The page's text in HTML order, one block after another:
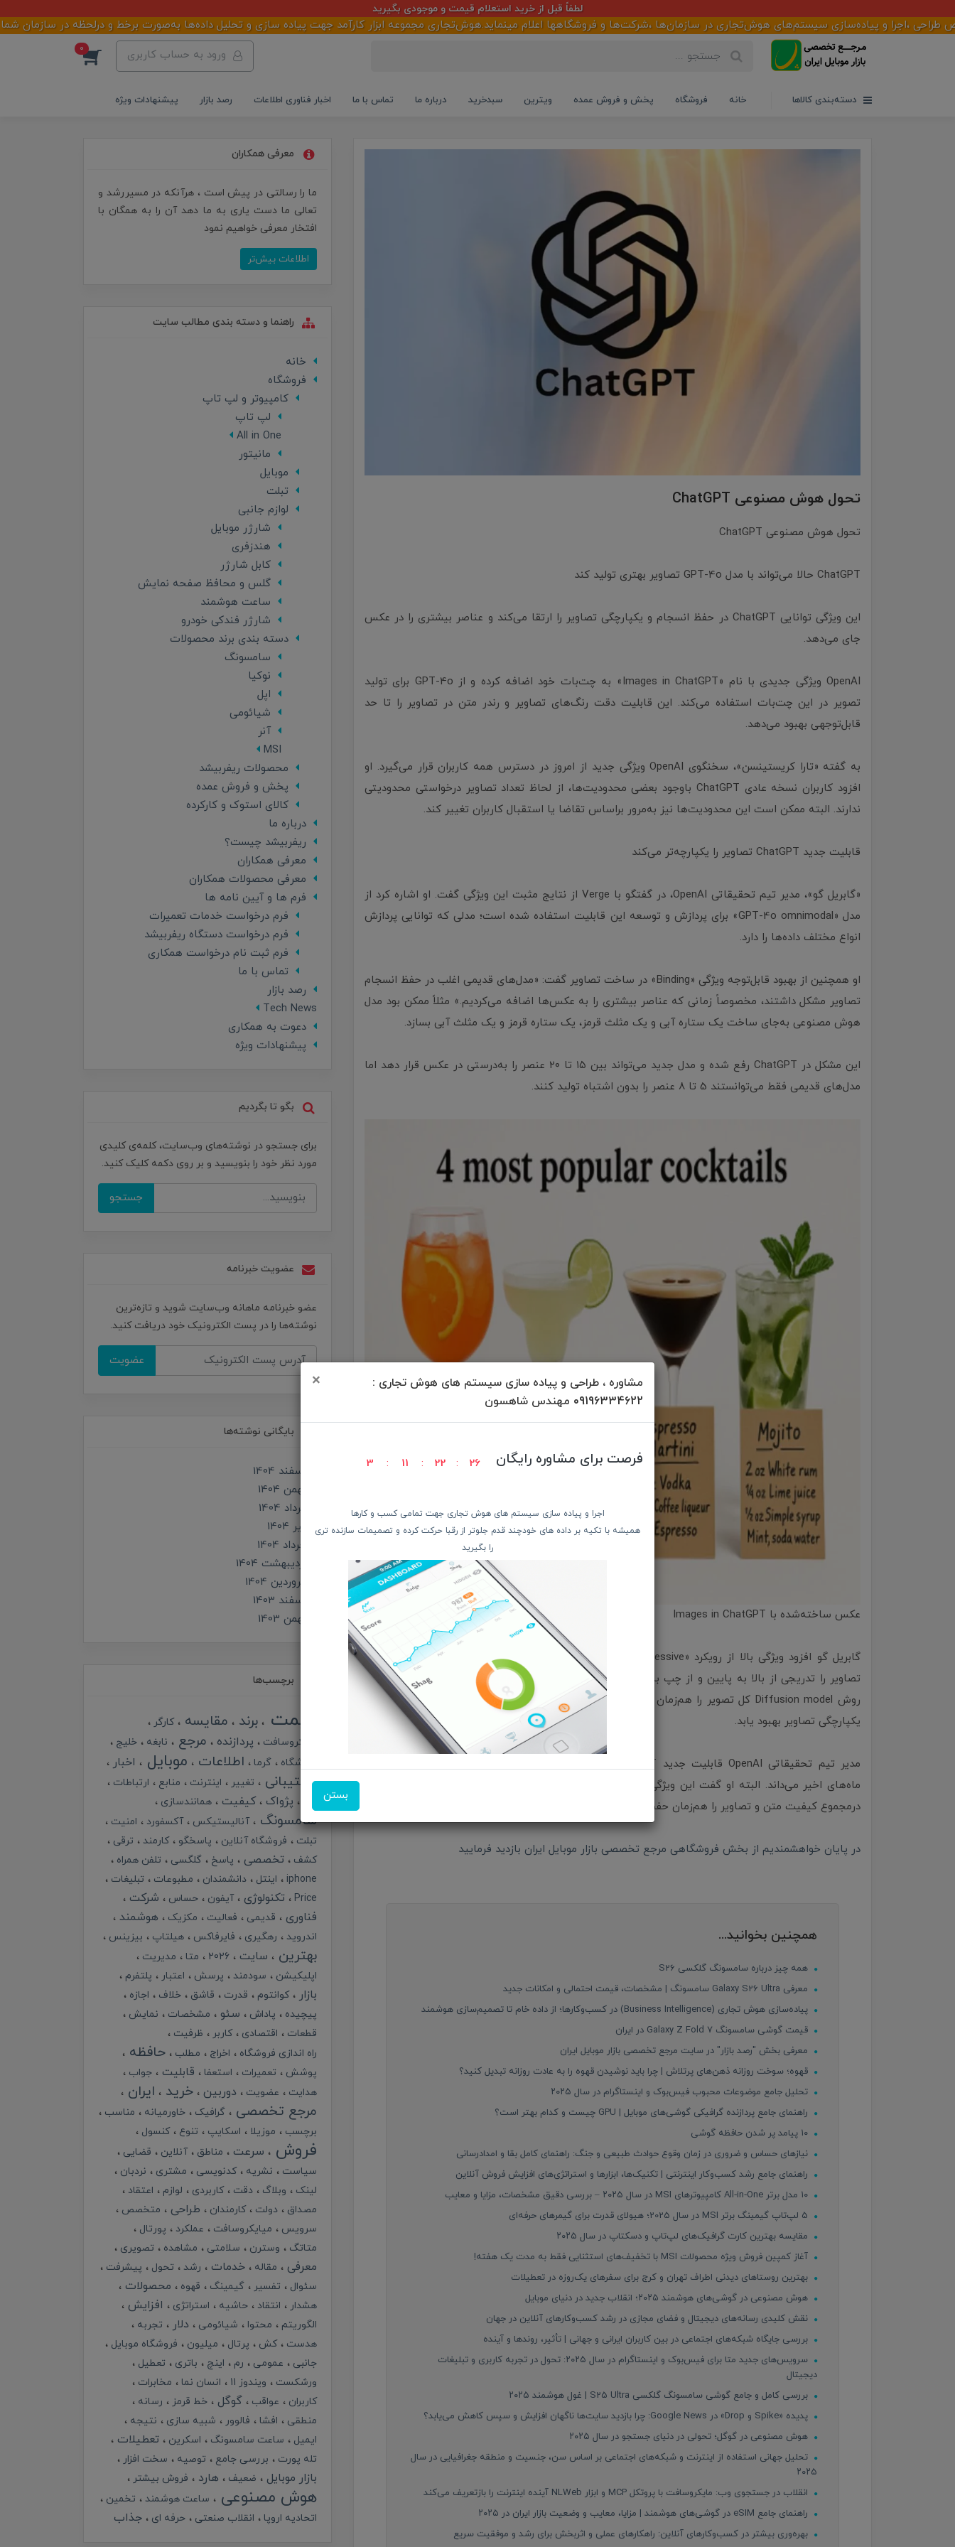
مشاوره ، طراحی و پیاده سازی سیستم های هوش تجاری :
09196334622 مهندس شاهسون
×
فرصت برای مشاوره رایگان 3 11 22 24
اجرا و پیاده سازی سیستم های هوش تجاری جهت تمامی کسب و کارها
همیشه با تکیه بر داده های خودچند قدم جلوتر از رقبا حرکت کرده و تصمیمات سازنده تری
را بگیرید
بستن
لطفاً قبل از خرید استعلام قیمت و موجودی بگیرید
و پیاده‌سازی سیستم‌های هوش‌تجاری در سازمان‌ها ،شرکت‌ها و فروشگاهها اعلام مینماید.هوش‌تجاری مجموعه ابزار کارآمد جهت پیاده سازی و تحلیل داده‌ها به‌صورت برخط و درلحظه در سازمان شما میباشد
ورود به حساب کاربری 0
دسته‌بندی کالاها خانه فروشگاه پخش و فروش عمده ویترین سبدخرید درباره ما تماس با ما اخبار فناوری اطلاعات رصد بازار پیشنهادات ویژه
تحول هوش مصنوعی ChatGPT
تحول هوش مصنوعی ChatGPT
ChatGPT حالا می‌تواند با مدل GPT-4o تصاویر بهتری تولید کند
این ویژگی توانایی ChatGPT در حفظ انسجام و یکپارچگی تصاویر را ارتقا می‌کند و عناصر بیشتری را در عکس
جای می‌دهد.
OpenAI ویژگی جدیدی با نام «Images in ChatGPT» به چت‌بات خود اضافه کرده و از GPT-4o برای تولید
تصویر در این چت‌بات استفاده می‌کند. این قابلیت دقت رنگ‌های تصاویر و رندر متن در تصاویر را تا حد
قابل‌‌توجهی بهبود می‌دهد.
به‌ گفته «تارا کریستینسن»، سخنگوی OpenAI ویژگی جدید از امروز در دسترس همه کاربران قرار می‌گیرد. او
افزود کاربران نسخه عادی ChatGPT باوجود بعضی محدودیت‌ها، از لحاظ تعداد تصاویر درخواستی محدودیتی
ندارند. البته ممکن است این محدودیت‌ها نیز به‌مرور براساس تقاضا یا استقبال کاربران تغییر کند.
قابلیت جدید ChatGPT تصاویر را یکپارچه‌تر می‌کند
«گابریل گو»، مدیر تیم تحقیقاتی OpenAI، در گفتگو با Verge از نتایج مثبت این ویژگی گفت. او اشاره کرد از
مدل «GPT-4o omnimodal» برای پردازش و توسعه این قابلیت استفاده شده است؛ مدلی که توانایی پردازش
انواع مختلف داده‌‌ها را دارد.
او همچنین از بهبود قابل‌توجه ویژگی «Binding» در ساخت تصاویر گفت: «مدل‌های قدیمی اغلب در حفظ انسجام
تصاویر مشکل داشتند، مخصوصاً زمانی که عناصر بیشتری را به عکس‌ها اضافه می‌کردیم.» مثلاً ممکن بود مدل
هوش مصنوعی به‌جای ساخت یک ستاره آبی و یک مثلث قرمز، یک ستاره قرمز و یک مثلث آبی بسازد.
این مشکل در ChatGPT رفع شده و مدل جدید می‌تواند بین ۱۵ تا ۲۰ عنصر را به‌درستی در عکس قرار دهد اما
مدل‌های قدیمی فقط می‌توانستند 5 تا 8 عنصر را بدون اشتباه تولید کنند.
عکس ساخته‌شده با Images in ChatGPT
گابریل گو افزود ویژگی بالا از رویکرد «Autoregressive» استفاده می‌کند؛ یعنی ChatGPT مثل نوشتن متون
تصاویر را تدریجی از بالا به پایین و از چپ به راست می‌سازد. درحالی‌که مدل‌های قبلی مثل DALL·E براساس
روش Diffusion model کل تصویر را هم‌زمان پردازش و طراحی می‌کردند. همین موضوع احتمالاً باعث شده تا
یکپارچگی تصاویر بهبود یابد.
ماه‌های اخیر می‌داند. البته او گفت این ویژگی هنوز در پردازش متون ریز و کوچک در تصاویر مشکل دارد اما
درمجموع کیفیت متن و تصاویر را هم‌زمان حفظ می‌کند.
در پایان خواهشمندیم از بخش فروشگاهی مرجع تخصصی بازار موبایل ایران بازدید فرمایید
همچنین بخوانید...
همه چیز درباره سامسونگ گلکسی S26
معرفی Galaxy S26 Ultra سامسونگ | مشخصات، قیمت احتمالی و امکانات جدید
پیاده‌سازی هوش تجاری (Business Intelligence) در کسب‌وکارها؛ از داده خام تا تصمیم‌سازی هوشمند
قیمت گوشی سامسونگ Galaxy Z Fold 7 در ایران
معرفی بخش "رصد بازار" در سایت مرجع تخصصی بازار موبایل ایران
قهوه؛ سوخت روزانه ذهن‌های پرتلاش | چرا باید نوشیدن قهوه را به عادت روزانه تبدیل کنید؟
تحلیل جامع موضوعات محبوب فیس‌بوک و اینستاگرام در سال ۲۰۲۵
راهنمای جامع پردازنده‌ گرافیکی گوشی‌های موبایل | GPU چیست و کدام بهتر است؟
نیازهای حساس و ضروری در زمان وقوع حوادث طبیعی و جنگ: راهنمای کامل بقا و امدادرسانی
راهنمای جامع رشد کسب‌وکار اینترنتی | تکنیک‌ها، ابزارها و استراتژی‌های افزایش فروش آنلاین
مقایسه بهترین کارت گرافیک‌های لپ‌تاپ و دسکتاپ در سال ۲۰۲۵
آغاز کمپین فروش ویژه محصولات MSI با تخفیف‌های استثنایی فقط به مدت یک هفته!
بهترین روستاهای دیدنی اطراف تهران و کرج برای سفرهای یک‌روزه در تعطیلات
هوش مصنوعی در گوشی‌های هوشمند ۲۰۲۵؛ انقلاب جدید در دنیای موبایل
نقش کلیدی رسانه‌های دیجیتال و فضای مجازی در رشد کسب‌وکارهای آنلاین در جهان
بررسی جایگاه شبکه‌های اجتماعی در بین کاربران ایرانی و جهانی | تأثیر، روندها و آینده
سرویس‌های جدید متا برای فیس‌بوک و اینستاگرام در سال ۲۰۲۵: تحول در تجربه کاربری و تبلیغات
دیجیتال
بررسی کامل و جامع گوشی سامسونگ گلکسی S25 Ultra | غول هوشمند ۲۰۲۵
پدیده «Spike و Drop» در Google News: چرا بازدید سایت‌ها ناگهان افزایش و سپس کاهش می‌یابد؟
هوش مصنوعی در گوگل؛ تحولی در دنیای جستجو در سال ۲۰۲۵
تحلیل جهانی استفاده از اینترنت و شبکه‌های اجتماعی بر اساس سن، جنسیت و منطقه جغرافیایی در سال
۲۰۲۵
انقلاب در جستجوی وب: مایکروسافت با پروتکل MCP و ابزار NLWeb آینده اینترنت را بازتعریف می‌کند
راهنمای جامع eSIM در گوشی‌های هوشمند | مزایا، معایب و وضعیت بازار ایران در ۲۰۲۵
بهره‌وری بیشتر در کسب‌وکارهای آنلاین: راهکارهای عملی و اثربخش برای رشد و موفقیت سریع
معرفی همکاران
ما را رسالتی در پیش است ، هرآنکه در مسیررشد و
تعالی ما دست یاری به ما دهد آن را به همگان با
افتخار معرفی خواهیم نمود
اطلاعات بیش‌تر
راهنما و دسته بندی مطالب سایت
خانه
فروشگاه
کامپیوتر و لپ تاپ
لپ تاپ
All in One
مانیتور
موبایل
تبلت
لوازم جانبی
شارژر موبایل
هندزفری
کابل شارژر
گلس و محافظ صفحه نمایش
ساعت هوشمند
شارژر فندکی خودرو
دسته بندی برند محصولات
سامسونگ
نوکیا
اپل
شیائومی
آنر
MSI
محصولات ریفربیشد
پخش و فروش عمده
کالای استوک و کارکرده
درباره ما
ریفربیشد چیست؟
معرفی همکاران
معرفی محصولات همکاران
فرم ها و آیین نامه ها
فرم درخواست خدمات تعمیرات
فرم درخواست دستگاه ریفربیشد
فرم ثبت نام درخواست همکاری
تماس با ما
رصد بازار
Tech News
دعوت به همکاری
پیشنهادات ویژه
بگو تا بگردیم
برای جستجو در نوشته‌های وب‌سایت، کلمه‌ی کلیدی
مورد نظر خود را بنویسید و بر روی دکمه کلیک کنید.
جستجو
عضویت خبرنامه
عضو خبرنامه ماهانه وب‌سایت شوید و تازه‌ترین
نوشته‌ها را در پست الکترونیک خود دریافت کنید.
عضویت
بایگانی نوشته‌ها
اسفند 1404
بهمن 1404
مرداد 1404
تير 1404
خرداد 1404
ارديبهشت 1404
فروردین 1404
اسفند 1403
بهمن 1403
برچسب‌ها
قیمت برند مقایسه
کارگر
مایکروسافت
پردازنده مرجع نابغه
خلیج
فروشگاه
گرما اطلاعات موبایل اخبار
پشتیبانی تغییر اینترنت منابع
ارتباطات
پژواک کیفیت همانندسازی
سامسونگ آنالیستیکس آکسفورد
امنیت
تبلت
فروشگاه آنلاین پاسخگو کارمند
ترقی
کشف
تخصصی پاسخ گلگسی
تلفن همراه
iphone
اینتل دانشمندان مطبوعات
تبلیغات
Price
تکنولوژی آیفون حساس
شرکت
فناوری
قدیمی فعالیت مکزیک هوشمند
اندروید رهگیری فایرفاکس هیلتاپ بیزینس
بهترین سایت 2026 متا
مدیریت
اپلیکیشن
سودمند پرسش اعتبار پلتفرم
بازار کوانتوم قدرت قاشق خلاف
اجازه
پیچیده
پاداش سئو مشخصات
نمایش
قطعات
اقتصادی کاربر
ظرفیت
راه اندازی فروشگاه
اخراج مطلب حافظه
پوشش تعمیرات استعفا قابلیت
جواب
هدایت
عضویت دوربین خرید
ایران
مرجع تخصصی
گرافیک خاورمیانه
مناسب
برچسب
موزیلا اسکایپ تنوع کنسول
فروش سرعت مناطق آنلاین
قضایی
سیاست
نشریه کدنویسی مشتری
نردبان
لینک
وبلاگ دقت کاربردی لوازم
اعتقاد
مصداق
دولت کارمندان طراحی
متخصص
سرویس
میایکروسافت عملکرد
پورتال
متاتگ
وسترن سلامتی مشاهده تصویری
معرفی مقاله خدمات رشد تحول
پیشرفت
سئوال
تفسیر گیمینگ قهوه محصولات
هشدار انتقاد حاشیه استراتژی افزایش
الگوریتم محتوا شیائومی دلار
تجربه
هدست
کش پرتال میلیون
فروشگاه موبایل
جانبی
عمومی رم اینچ باتری
تعطیل
ورشکست
ویندوز 11 انسان نما
مخابرات
کاربران
عواقب گوگل خط قرمز
رسانه
منطقی
افشا فالوور شبیه سازی
نتیجه
ایمیل
ساعت سامسونگ اسکرین تعطیلات
تله پورت بررسی جامع توصیه سخت افزار
بازار موبایل ضعیف هارد فروش بیشتر
هوش مصنوعی ساعت هوشمند
تخمین
اتحادیه اروپا
انقلاب صنعتی حرفه ای جذاب